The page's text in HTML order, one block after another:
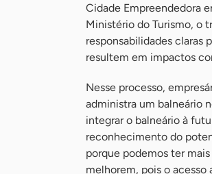
Cidade Empreendedora
Ministério do Turismo, o
responsabilidades claras
resultem em impactos
Nesse processo,
administra um balneário
integrar o balneário à
reconhecimento do
porque podemos ter
melhorem, pois o acesso